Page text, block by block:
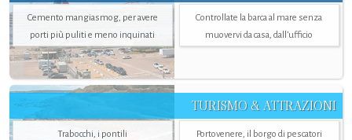
Cemento mangiasmog, per avere
porti più puliti e meno inquinati
Controllate la barca al mare senza
muovervi da casa, dall’ufficio
TURISMO & ATTRAZIONI
Trabocchi, i pontili
Portovenere, il borgo di pescatori